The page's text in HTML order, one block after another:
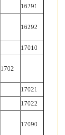
16291
16292
17010
1702
17021
17022
17090